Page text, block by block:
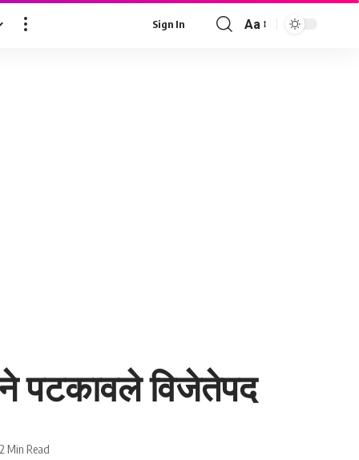
Sign In
Font
Aa
पटकावले विजेतेपद
2 Min Read